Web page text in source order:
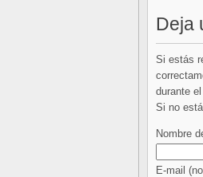
Deja
Si estás
durante
Si no
Nombre
E-mail